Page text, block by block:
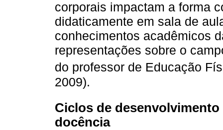
corporais impactam a forma
didaticamente em sala de
conhecimentos acadêmicos
representações sobre o
do professor de Educação
2009).
Ciclos de
docência